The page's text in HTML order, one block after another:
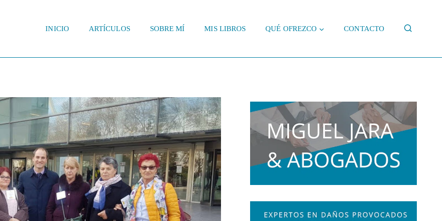
INICIO ARTÍCULOS SOBRE MÍ MIS LIBROS QUÉ OFREZCO CONTACTO